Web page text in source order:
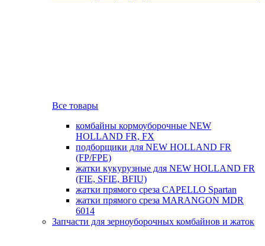
Все товары
комбайны кормоуборочные NEW
HOLLAND FR, FX
подборщики для NEW HOLLAND FR
(FP/FPE)
жатки кукурузные для NEW HOLLAND FR
(FIE, SFIE, BFIU)
жатки прямого среза CAPELLO Spartan
жатки прямого среза MARANGON MDR
6014
Запчасти для зерноуборочных комбайнов и жаток